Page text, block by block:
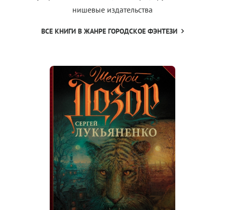
нишевые издательства
ВСЕ КНИГИ В ЖАНРЕ ГОРОДСКОЕ ФЭНТЕЗИ